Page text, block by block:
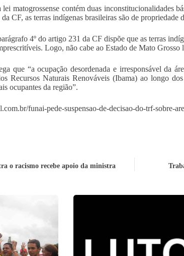
matogrossense contém duas inconstitucionalidades
CF, as terras indígenas brasileiras são de propriedade
4º do artigo 231 da CF dispõe que as terras
Logo, não cabe ao Estado de Mato Grosso
que “a ocupação desordenada e irresponsável da
Recursos Naturais Renováveis (Ibama) ao longo
ocupantes da região”.
funai-pede-suspensao-de-decisao-do-trf-sobre-
o racismo recebe apoio da ministra